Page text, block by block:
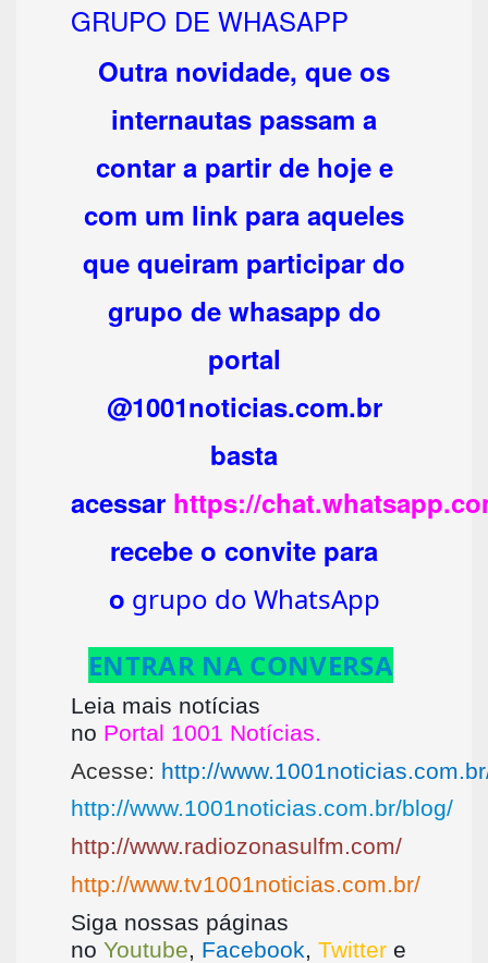
GRUPO DE WHASAPP
Outra novidade, que os
internautas passam a
contar a partir de hoje e
com um link para aqueles
que queiram participar do
grupo de whasapp do
portal
@1001noticias.com.br
basta
acessar https://
recebe o convite para
o grupo do WhatsApp
ENTRAR NA CONVERSA
Leia mais notícias
no Portal 1001 Notícias.
Acesse: http://
http://www.1001noticias.com.br/blog/
http://www.radiozonasulfm.com/
http://www.tv1001noticias.com.br/
Siga nossas páginas
no Youtube, Facebook, Twitter e